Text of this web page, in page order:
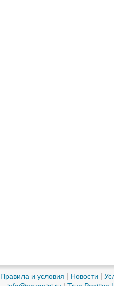
Правила и условия | Новости |